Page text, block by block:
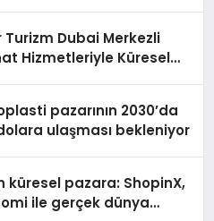
Dubai Merkezli
Hizmetleriyle Küresel
pazarının 2030’da
ulaşması bekleniyor
küresel pazara: ShopinX,
ile gerçek dünya